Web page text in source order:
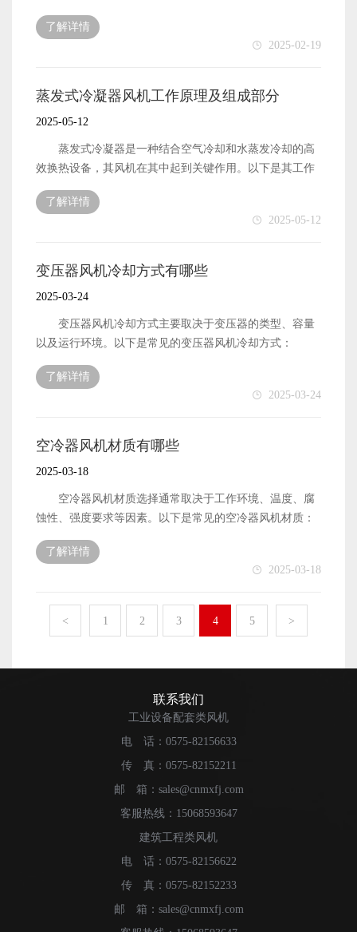
（如110kV以上干式变压器）。 3.智能控制系统
技术组成： PLC/DSP控制：集成温度、负载电流、环
史数据预测温升趋势，提前启动风机（如模糊PID控
制）。 特点： 自适应性强：可结合变压器负载率
（如SCADA系统数据）优化运行。 远程监控：支持
IoT平台远程调控（如Modbus通信）。 应用：智能变
电站或数据中心变压器。 4.群控与轮换技术 原
作。 特点： 均衡磨损：延长风机整体寿命。
冗余设计：故障时自动切换备用风机。 应用：强
对流散热。 振动监测：通过振动传感器检测风机轴承
状态，预防故障。 防凝露控制：在潮湿环境中间歇运
行风机防止结露。
了解详情
2025-02-19
蒸发式冷凝器风机工作原理及组成部分
2025-05-12
蒸发式冷凝器是一种结合空气冷却和水蒸发冷却的高
效换热设备，其风机在其中起到关键作用。以下是其工作
原理的详细解析： 蒸发式冷凝器风机工作流程 1.
制冷剂进入盘管 2.高温高压气态制冷剂（如氨、氟利
昂）进入冷凝盘管。 3.喷淋水覆盖盘管 4.水泵将
空气流动 6.风机强制吸入环境空气，空气流经湿盘管
制冷剂的热量，使其冷凝成液态。 9.湿热空气排出
10.蒸发后的湿空气被风机排出，部分未蒸发的水滴被
挡水板回收。 蒸发式冷凝器基本组成 蒸发式冷凝
——强制通风，驱动空气流动 换热盘管（冷凝盘管）
——制冷剂或热介质在其中流动 喷淋水系统——向盘
（除水器）——防止水滴被空气带走 填料层（部分型
号）——增加空气与水的接触面积 2风机在蒸发式冷
凝器中的作用 风机是蒸发式冷凝器的核心部件之一，
主要功能包括： 强制空气流动：驱动外部空气通过换
热盘管和喷淋水膜，增强换热效果。 促进水蒸发：空
kJ/kg）带走大量热量。 调节冷却能力：通过 变频控
制 或 多速电机 调节风量，适应不同负荷需求。 常见
适合大风量需求。 离心风机：风压较高，适用于长风
道或阻力较大的系统。 变频风机：节能调节，适应变
促进水蒸发，显著提升冷凝效率，比传统风冷或水冷系统
量、耐腐蚀性和智能控制，选型时需综合考虑环境与负荷
了解详情
2025-05-12
变压器风机冷却方式有哪些
2025-03-24
变压器风机冷却方式主要取决于变压器的类型、容量
以及运行环境。以下是常见的变压器风机冷却方式：
1.自然冷却（AN） 原理：依靠空气的自然对流和辐射
散热。 特点： 无需额外设备，结构简单。
适用于小型变压器或低负载运行场景。 应用：小型配
理：通过风机强制吹风，加速空气流动以提高散热效率。
需要额外安装风机，能耗较高。 应用：中型干式变压
器、油浸式变压器。 3.油浸自冷（ONAN） 原
理：变压器油通过自然对流循环，热量通过散热片散发到
用于中小型油浸式变压器。 应用：配电变压器、小型
电力变压器。 4.油浸风冷（ONAF） 原理：在油
将变压器油的热量带走。 特点： 冷却效率高，适
杂。 应用：大型电力变压器、发电厂主变压器。
6.强迫油循环风冷（OFAF） 原理：通过油泵强制循环
变压器油，同时使用风机对散热片进行强制冷却。 特
点： 冷却效率极高，适用于大容量、高负载变压器。
能耗较高，系统复杂。 应用：大型电力变压器、
理：通过油泵强制循环变压器油，同时使用水冷却器将热
量带走。 特点： 冷却效率最高，适用于超大容量
变压器。 需要复杂的水循环系统，成本高。 应
用：特大型电力变压器、核电站变压器。 8.混合冷却
冷），根据负载情况自动切换。 特点： 灵活高
了解详情
2025-03-24
空冷器风机材质有哪些
2025-03-18
空冷器风机材质选择通常取决于工作环境、温度、腐
蚀性、强度要求等因素。以下是常见的空冷器风机材质：
1.金属材质 碳钢 优点：强度高，成本低，适
用于一般工业环境。 缺点：易生锈，耐腐蚀性较差。
不锈钢 优点：耐腐蚀性强，适用于潮湿、腐蚀性
更强）。 铝合金 优点：重量轻，耐腐蚀性较好，
适用于轻量化设计。 缺点：强度较低，不适合高温高
适用于极端环境（如化工、海洋环境）。 缺点：成本
高。 2.非金属材质 玻璃钢（FRP） 优点：耐
腐蚀性强，重量轻，适用于化工、海洋等腐蚀性环境。
优点：耐酸碱腐蚀，成本低，适用于化工行业。 缺
点：耐温性较差，强度低。 聚氯乙烯（PVC） 优
点：耐腐蚀，成本低，适用于轻度腐蚀环境。 缺点：
强度低，耐温性差。 3.复合材料 碳纤维复合材料
机。 缺点：成本极高。 陶瓷涂层 优点：耐
高温、耐腐蚀、耐磨，适用于高温环境。 缺点：脆性
大，易碎裂。 4.特殊涂层处理 镀锌处理 适
用于碳钢材质，提高耐腐蚀性。 环氧涂层 适用于
了解详情
2025-03-18
< 1 2 3 4 5 >
联系我们
工业设备配套类风机
电 话：0575-82156633
传 真：0575-82152211
邮 箱：sales@cnmxfj.com
客服热线：15068593647
建筑工程类风机
电 话：0575-82156622
传 真：0575-82152233
邮 箱：sales@cnmxfj.com